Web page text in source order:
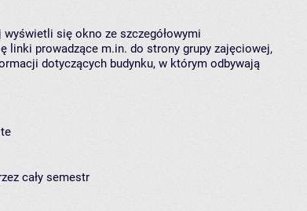
się okno ze szczegółowymi
linki prowadzące m.in. do strony grupy zajęciowej,
dotyczących budynku, w którym odbywają
cały semestr